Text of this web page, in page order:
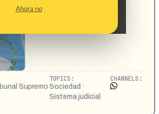
Ahora no
a-dejar-de-emitir-el-rosco-de-
Supremo
TOPICS:
Sociedad ·
Sistema judicial
CHANNELS: